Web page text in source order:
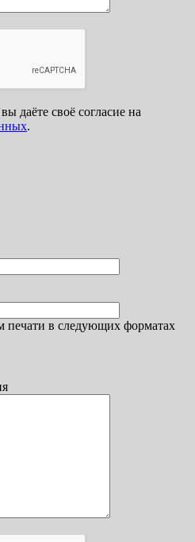
даёте своё согласие на
.
печати в следующих форматах